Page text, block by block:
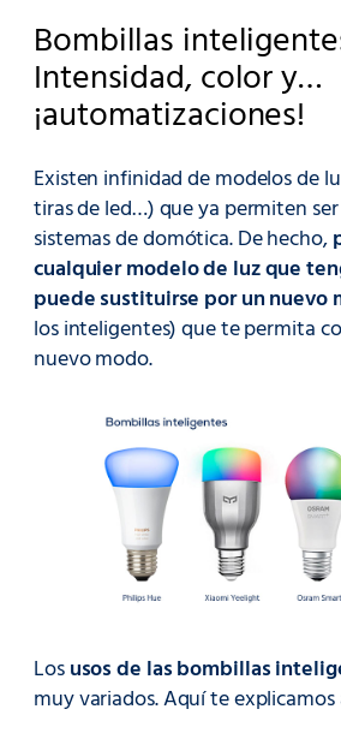
Bombillas
Intensidad, color y…
¡automatizaciones!
Existen infinidad de modelos de
tiras de led…) que ya permiten
sistemas de domótica. De hecho,
cualquier modelo de luz que
puede sustituirse por un nuevo
los inteligentes) que te permita
nuevo modo.
Losusos de las bombillas
muy variados. Aquí te